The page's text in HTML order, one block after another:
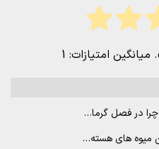
1
در فصل گرما…
میوه های هسته…